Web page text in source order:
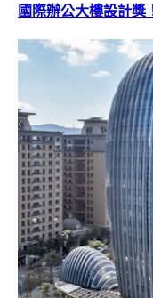
國際辦公大樓設計獎